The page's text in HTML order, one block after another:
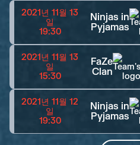
2021년 11월 13
일
19:30
Ninjas in
Pyjamas
2021년 11월 13
일
15:30
FaZe
Clan
2021년 11월 12
일
19:30
Ninjas in
Pyjamas